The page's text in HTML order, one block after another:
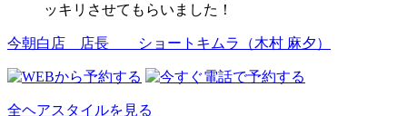
ッキリさせてもらいました！
今朝白店 店長 ショートキムラ（木村 麻夕）
全ヘアスタイルを見る